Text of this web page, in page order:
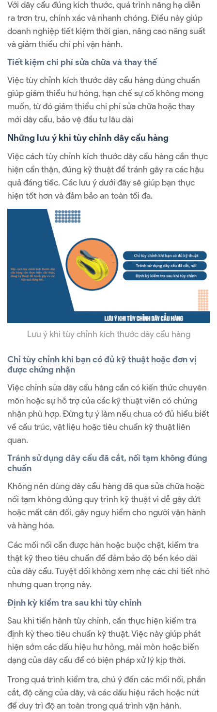
Với dây cẩu đúng kích thước, quá trình nâng hạ diễn
ra trơn tru, chính xác và nhanh chóng. Điều này giúp
doanh nghiệp tiết kiệm thời gian, nâng cao năng suất
và giảm thiểu chi phí vận hành.
Tiết kiệm chi phí sửa chữa và thay thế
Việc tùy chỉnh kích thước dây cẩu hàng đúng chuẩn
giúp giảm thiểu hư hỏng, hạn chế sự cố không mong
muốn, từ đó giảm thiểu chi phí sửa chữa hoặc thay
mới dây cẩu, bảo vệ đầu tư lâu dài
Những lưu ý khi tùy chỉnh dây cẩu hàng
Việc cách tùy chỉnh kích thước dây cẩu hàng cần thực
hiện cẩn thận, đúng kỹ thuật để tránh gây ra các hậu
quả đáng tiếc. Các lưu ý dưới đây sẽ giúp bạn thực
hiện tốt hơn và đảm bảo an toàn tối đa.
Lưu ý khi tùy chỉnh kích thước dây cẩu hàng
Chỉ tùy chỉnh khi bạn có đủ kỹ thuật hoặc đơn vị
được chứng nhận
Việc chỉnh sửa dây cẩu hàng cần có kiến thức chuyên
môn hoặc sự hỗ trợ của các kỹ thuật viên có chứng
nhận phù hợp. Đừng tự ý làm nếu chưa có đủ hiểu biết
về cấu trúc, vật liệu hoặc tiêu chuẩn kỹ thuật liên
quan.
Tránh sử dụng dây cẩu đã cắt, nối tạm không đúng
chuẩn
Không nên dùng dây cẩu hàng đã qua sửa chữa hoặc
nối tạm không đúng quy trình kỹ thuật vì dễ gây đứt
hoặc mất cân đối, gây nguy hiểm cho người vận hành
và hàng hóa.
Các mối nối cần được hàn hoặc buộc chặt, kiểm tra
thật kỹ theo tiêu chuẩn để đảm bảo độ bền kéo dài
của dây cẩu. Tuyệt đối không xem nhẹ các chi tiết nhỏ
nhưng quan trọng này.
Định kỳ kiểm tra sau khi tùy chỉnh
Sau khi tiến hành tùy chỉnh, cần thực hiện kiểm tra
định kỳ theo tiêu chuẩn kỹ thuật. Việc này giúp phát
hiện sớm các dấu hiệu hư hỏng, mài mòn hoặc biến
dạng của dây cẩu để có biện pháp xử lý kịp thời.
Trong quá trình kiểm tra, chú ý đến các mối nối, phần
cắt, độ căng của dây, và các dấu hiệu rách hoặc nứt
để duy trì độ an toàn trong quá trình vận hành.